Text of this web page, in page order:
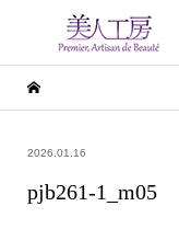
2026.01.16
pjb261-1_m05